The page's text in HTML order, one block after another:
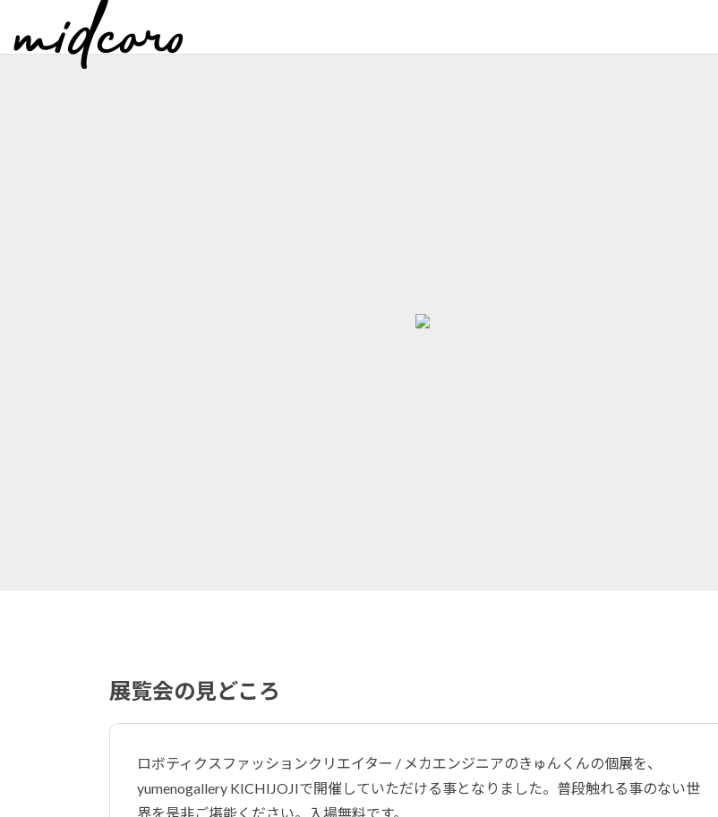
展覧会の見どころ
ロボティクスファッションクリエイター / メカエンジニアのきゅんくんの個展を、
yumenogallery KICHIJOJIで開催していただける事となりました。普段触れる事のない世
界を是非ご堪能ください。入場無料です。